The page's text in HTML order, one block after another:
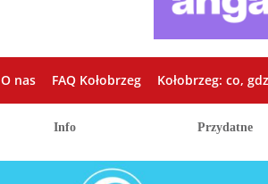
O nas FAQ Kołobrzeg Kołobrzeg: co,
Info Przydatne